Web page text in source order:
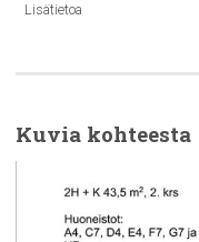
Lisätietoa
Kuvia kohteesta